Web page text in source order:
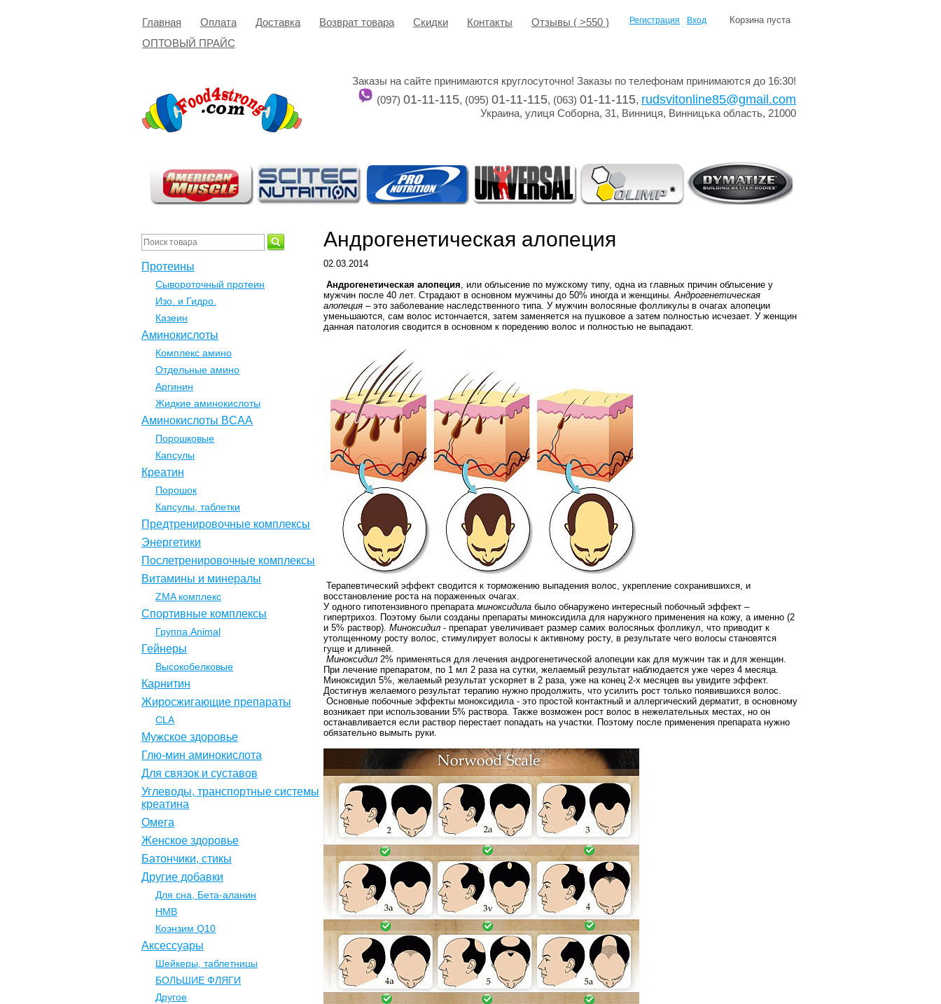
Главная Оплата Доставка Возврат товара Cкидки Контакты
Отзывы ( >550 )
ОПТОВЫЙ ПРАЙС
Корзина пуста
Регистрация Вход
Заказы на сайте принимаются круглосуточно! Заказы по телефонам принимаются до 16:30!
(097) 01-11-115, (095) 01-11-115, (063) 01-11-115, rudsvitonline85@gmail.com
Украина, улиця Соборна, 31, Винниця, Винницька область, 21000
Андрогенетическая алопеция
02.03.2014
Андрогенетическая алопеция, или облысение по мужскому типу, одна из главных причин облысение у
мужчин после 40 лет. Страдают в основном мужчины до 50% иногда и женщины.Андрогенетическая
алопеция – это заболевание наследственного типа. У мужчин волосяные фолликулы в очагах алопеции
уменьшаются, сам волос истончается, затем заменяется на пушковое а затем полностью исчезает. У женщин
данная патология сводится в основном к поредению волос и полностью не выпадают.
Терапевтический эффект сводится к торможению выпадения волос, укрепление сохранившихся, и
восстановление роста на пораженных очагах.
У одного гипотензивного препарата миноксидила было обнаружено интересный побочный эффект –
гипертрихоз. Поэтому были созданы препараты миноксидила для наружного применения на кожу, а именно (2
и 5% раствор). Миноксидил - препарат увеличивает размер самих волосяных фолликул, что приводит к
утолщенному росту волос, стимулирует волосы к активному росту, в результате чего волосы становятся
гуще и длинней.
Миноксидил 2% применяться для лечения андрогенетической алопеции как для мужчин так и для женщин.
При лечение препаратом, по 1 мл 2 раза на сутки, желаемый результат наблюдается уже через 4 месяца.
Миноксидил 5%, желаемый результат ускоряет в 2 раза, уже на конец 2-х месяцев вы увидите эффект.
Достигнув желаемого результат терапию нужно продолжить, что усилить рост только появившихся волос.
Основные побочные эффекты моноксидила - это простой контактный и аллергический дерматит, в основному
возникает при использовании 5% раствора. Также возможен рост волос в нежелательных местах, но он
останавливается если раствор перестает попадать на участки. Поэтому после применения препарата нужно
обязательно вымыть руки.
Протеины
Сывороточный протеин
Изо. и Гидро.
Казеин
Аминокислоты
Комплекс амино
Отдельные амино
Аргинин
Жидкие аминокислоты
Аминокислоты BCAA
Порошковые
Капсулы
Креатин
Порошок
Капсулы, таблетки
Предтренировочные комплексы
Энергетики
Послетренировочные комплексы
Витамины и минералы
ZMA комплекс
Спортивные комплексы
Группа Animal
Гейнеры
Высокобелковые
Карнитин
Жиросжигающие препараты
CLA
Мужское здоровье
Глю-мин аминокислота
Для связок и суставов
Углеводы, транспортные системы
креатина
Омега
Женское здоровье
Батончики, стикы
Другие добавки
Для сна, Бета-аланин
НМВ
Коэнзим Q10
Аксессуары
Шейкеры, таблетницы
БОЛЬШИЕ ФЛЯГИ
Другое